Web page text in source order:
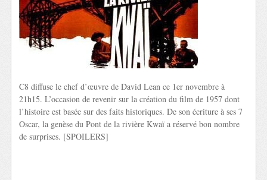
C8 diffuse le chef d’œuvre de David Lean ce 1er novembre à
21h15. L’occasion de revenir sur la création du film de 1957 dont
l’histoire est basée sur des faits historiques. De son écriture à ses 7
Oscar, la genèse du Pont de la rivière Kwaï a réservé bon nombre
de surprises. [SPOILERS]